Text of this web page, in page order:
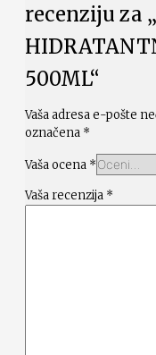
recenziju za
500ML“
Vaša adresa e-pošte
označena *
Vaša ocena *
Vaša recenzija *